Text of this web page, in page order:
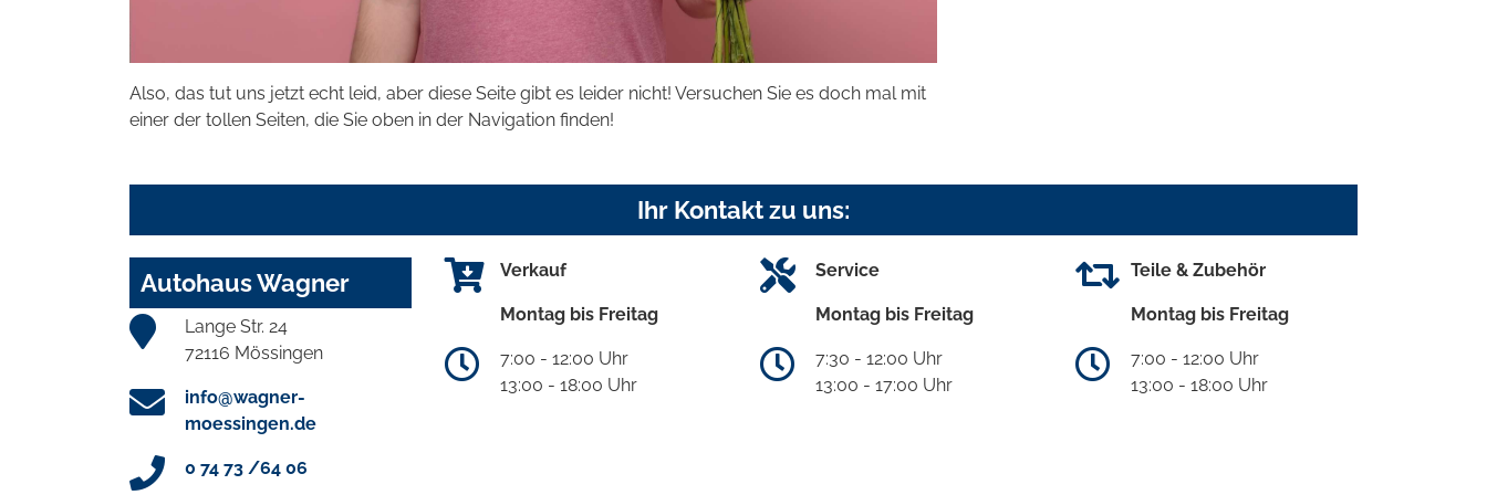
Also, das tut uns jetzt echt leid, aber diese Seite gibt es leider nicht! Versuchen Sie es doch mal mit
einer der tollen Seiten, die Sie oben in der Navigation finden!
Ihr Kontakt zu uns:
Autohaus Wagner
Lange Str. 24
72116 Mössingen
info@wagner-
moessingen.de
0 74 73 /64 06
Verkauf
Montag bis Freitag
7:00 - 12:00 Uhr
13:00 - 18:00 Uhr
Service
Montag bis Freitag
7:30 - 12:00 Uhr
13:00 - 17:00 Uhr
Teile & Zubehör
Montag bis Freitag
7:00 - 12:00 Uhr
13:00 - 18:00 Uhr